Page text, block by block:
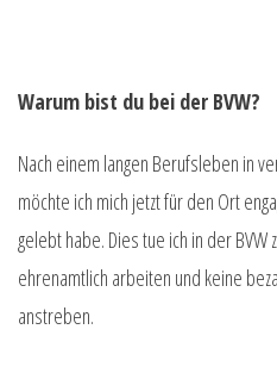
Warum bist du bei der BVW?
Nach einem langen Berufsleben in
möchte ich mich jetzt für den Ort
gelebt habe. Dies tue ich in der
ehrenamtlich arbeiten und keine
anstreben.